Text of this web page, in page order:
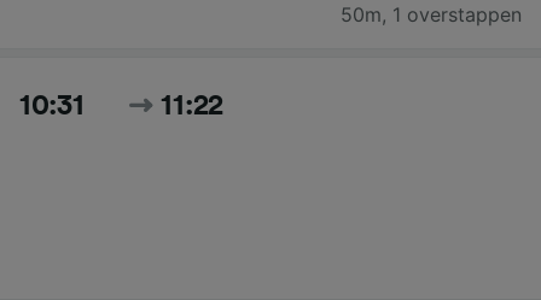
50m, 1 overstappen
10:31 11:22